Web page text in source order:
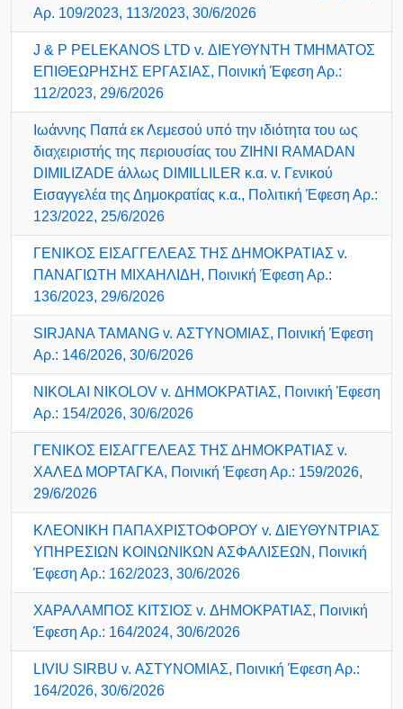
Αρ. 109/2023, 113/2023, 30/6/2026
J & P PELEKANOS LTD v. ΔΙΕΥΘΥΝΤΗ ΤΜΗΜΑΤΟΣ
ΕΠΙΘΕΩΡΗΣΗΣ ΕΡΓΑΣΙΑΣ, Ποινική Έφεση Αρ.:
112/2023, 29/6/2026
Ιωάννης Παπά εκ Λεμεσού υπό την ιδιότητα του ως
διαχειριστής της περιουσίας του ZIHNI RAMADAN
DIMILIZADE άλλως DIMILLILER κ.α. v. Γενικού
Εισαγγελέα της Δημοκρατίας κ.α., Πολιτική Έφεση Αρ.:
123/2022, 25/6/2026
ΓΕΝΙΚΟΣ ΕΙΣΑΓΓΕΛΕΑΣ ΤΗΣ ΔΗΜΟΚΡΑΤΙΑΣ v.
ΠΑΝΑΓΙΩΤΗ ΜΙΧΑΗΛΙΔΗ, Ποινική Έφεση Αρ.:
136/2023, 29/6/2026
SIRJANA TAMANG v. ΑΣΤΥΝΟΜΙΑΣ, Ποινική Έφεση
Αρ.: 146/2026, 30/6/2026
NIKOLAI NIKOLOV v. ΔΗΜΟΚΡΑΤΙΑΣ, Ποινική Έφεση
Αρ.: 154/2026, 30/6/2026
ΓΕΝΙΚΟΣ ΕΙΣΑΓΓΕΛΕΑΣ ΤΗΣ ΔΗΜΟΚΡΑΤΙΑΣ v.
ΧΑΛΕΔ ΜΟΡΤΑΓΚΑ, Ποινική Έφεση Αρ.: 159/2026,
29/6/2026
ΚΛΕΟΝΙΚΗ ΠΑΠΑΧΡΙΣΤΟΦΟΡΟΥ v. ΔΙΕΥΘΥΝΤΡΙΑΣ
ΥΠΗΡΕΣΙΩΝ ΚΟΙΝΩΝΙΚΩΝ ΑΣΦΑΛΙΣΕΩΝ, Ποινική
Έφεση Αρ.: 162/2023, 30/6/2026
ΧΑΡΑΛΑΜΠΟΣ ΚΙΤΣΙΟΣ v. ΔΗΜΟΚΡΑΤΙΑΣ, Ποινική
Έφεση Αρ.: 164/2024, 30/6/2026
LIVIU SIRBU v. ΑΣΤΥΝΟΜΙΑΣ, Ποινική Έφεση Αρ.:
164/2026, 30/6/2026